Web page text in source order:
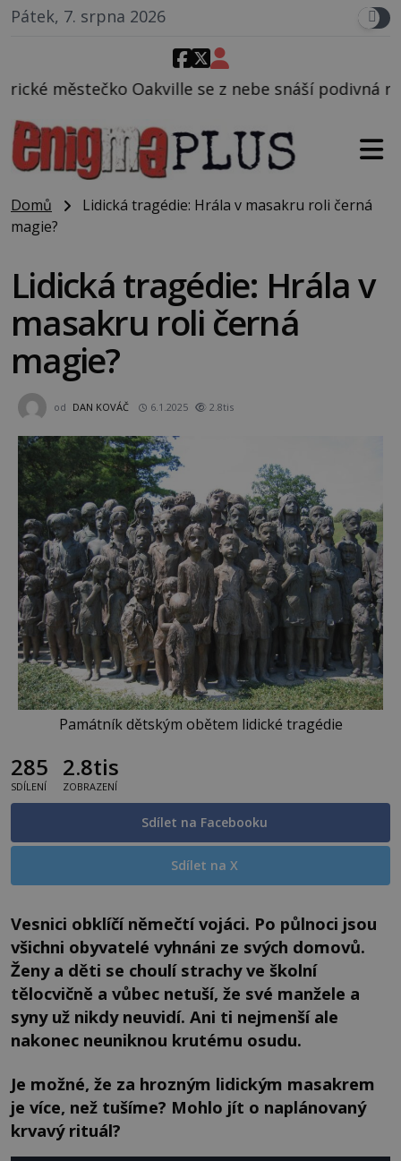
Pátek, 7. srpna 2026
se z nebe snáší podivná rosolovitá látka
Domů
Lidická tragédie: Hrála v masakru roli černá
magie?
Lidická tragédie: Hrála v
masakru roli černá
magie?
od DAN KOVÁČ 6.1.2025 2.8tis
Památník dětským obětem lidické tragédie
285
SDÍLENÍ
2.8tis
ZOBRAZENÍ
Sdílet na Facebooku
Sdílet na X
Vesnici obklíčí němečtí vojáci. Po půlnoci jsou
všichni obyvatelé vyhnáni ze svých domovů.
Ženy a děti se choulí strachy ve školní
tělocvičně a vůbec netuší, že své manžele a
syny už nikdy neuvidí. Ani ti nejmenší ale
nakonec neuniknou krutému osudu.
Je možné, že za hrozným lidickým masakrem
je více, než tušíme? Mohlo jít o naplánovaný
krvavý rituál?